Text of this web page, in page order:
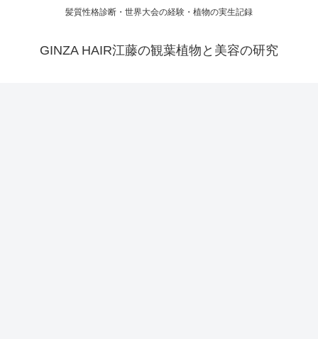
髪質性格診断・世界大会の経験・植物の実生記録
GINZA HAIR江藤の観葉植物と美容の研究